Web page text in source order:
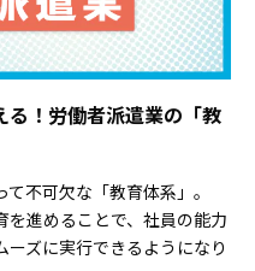
る！労働者派遣業の「教
不可欠な「教育体系」。
進めることで、社員の能力
ーズに実行できるようになり